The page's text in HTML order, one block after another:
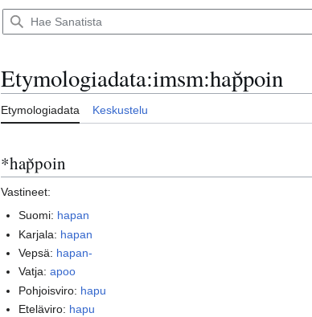
Etymologiadata:imsm:hap̆poin
Etymologiadata Keskustelu
*hap̆poin
Vastineet:
Suomi: hapan
Karjala: hapan
Vepsä: hapan-
Vatja:apoo
Pohjoisviro: hapu
Eteläviro: hapu